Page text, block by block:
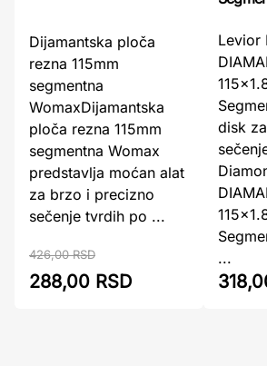
Dijamantska ploča
rezna 115mm
segmentna
WomaxDijamantska
ploča rezna 115mm
segmentna Womax
predstavlja moćan alat
za brzo i precizno
sečenje tvrdih po ...
426,00 RSD
288,00 RSD
Levior
disk
...